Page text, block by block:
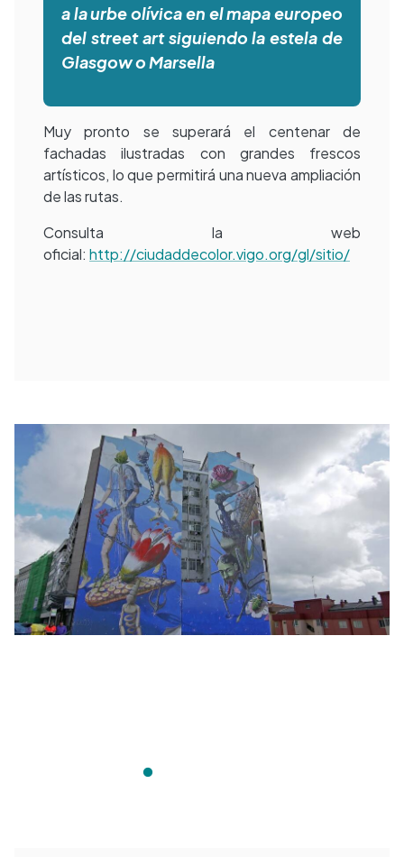
a la urbe olívica en el mapa europeo
del street art siguiendo la estela de
Glasgow o Marsella
Muy pronto se superará el centenar de
fachadas ilustradas con grandes frescos
artísticos, lo que permitirá una nueva ampliación
de las rutas.
Consulta la web
oficial: http://ciudaddecolor.vigo.org/gl/sitio/